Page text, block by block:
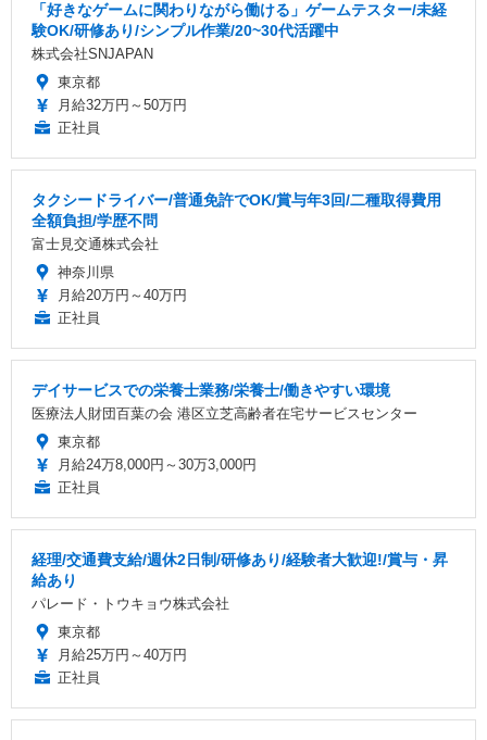
「好きなゲームに関わりながら働ける」ゲームテスター/未経
験OK/研修あり/シンプル作業/20~30代活躍中
株式会社SNJAPAN
東京都
月給32万円～50万円
正社員
タクシードライバー/普通免許でOK/賞与年3回/二種取得費用
全額負担/学歴不問
富士見交通株式会社
神奈川県
月給20万円～40万円
正社員
デイサービスでの栄養士業務/栄養士/働きやすい環境
医療法人財団百葉の会 港区立芝高齢者在宅サービスセンター
東京都
月給24万8,000円～30万3,000円
正社員
経理/交通費支給/週休2日制/研修あり/経験者大歓迎!/賞与・昇
給あり
パレード・トウキョウ株式会社
東京都
月給25万円～40万円
正社員